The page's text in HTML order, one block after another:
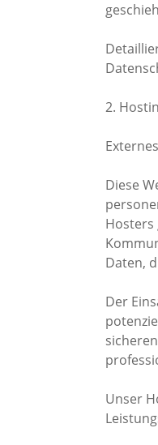
2.
Diese
Hosters
Daten,
Der
Unser